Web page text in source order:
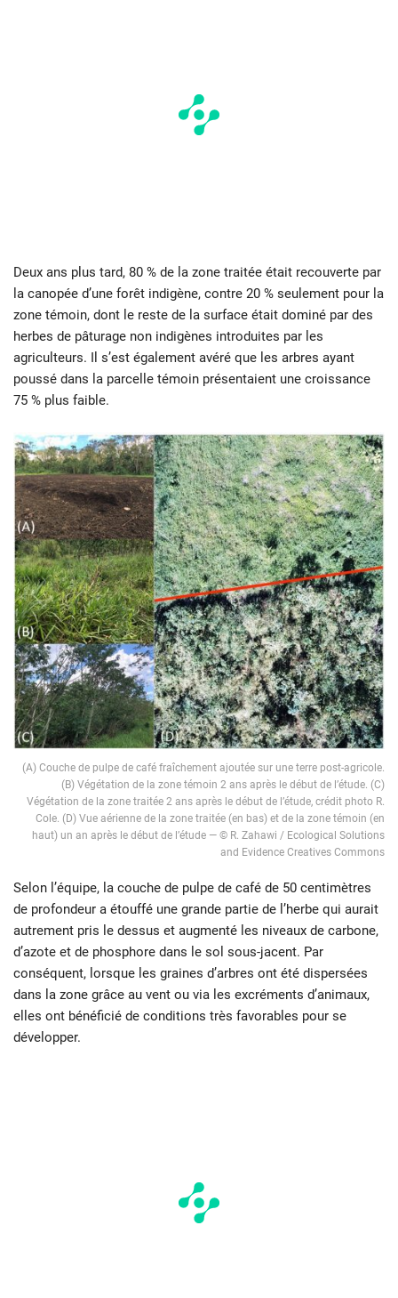
Deux ans plus tard, 80 % de la zone traitée était recouverte par
la canopée d’une forêt indigène, contre 20 % seulement pour la
zone témoin, dont le reste de la surface était dominé par des
herbes de pâturage non indigènes introduites par les
agriculteurs. Il s’est également avéré que les arbres ayant
poussé dans la parcelle témoin présentaient une croissance
75 % plus faible.
(A) Couche de pulpe de café fraîchement ajoutée sur une terre post-agricole.
(B) Végétation de la zone témoin 2 ans après le début de l’étude. (C)
Végétation de la zone traitée 2 ans après le début de l’étude, crédit photo R.
Cole. (D) Vue aérienne de la zone traitée (en bas) et de la zone témoin (en
haut) un an après le début de l’étude — © R. Zahawi / Ecological Solutions
and Evidence Creatives Commons
Selon l’équipe, la couche de pulpe de café de 50 centimètres
de profondeur a étouffé une grande partie de l’herbe qui aurait
autrement pris le dessus et augmenté les niveaux de carbone,
d’azote et de phosphore dans le sol sous-jacent. Par
conséquent, lorsque les graines d’arbres ont été dispersées
dans la zone grâce au vent ou via les excréments d’animaux,
elles ont bénéficié de conditions très favorables pour se
développer.